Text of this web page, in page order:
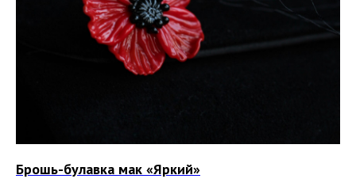
Брошь-булавка мак «Яркий»